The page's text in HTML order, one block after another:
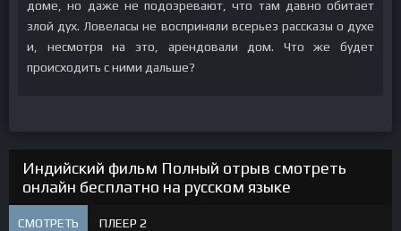
доме, но даже не подозревают, что там давно обитает
злой дух. Ловеласы не восприняли всерьез рассказы о духе
и, несмотря на это, арендовали дом. Что же будет
происходить с ними дальше?
Индийский фильм Полный отрыв смотреть
онлайн бесплатно на русском языке
СМОТРЕТЬ ПЛЕЕР 2